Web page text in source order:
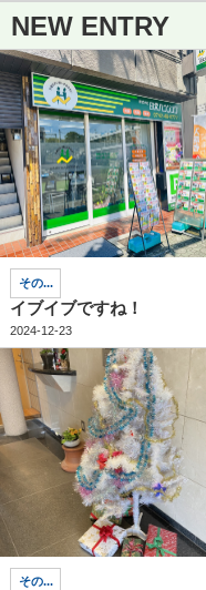
NEW ENTRY
その...
イブイブですね！
2024-12-23
その...